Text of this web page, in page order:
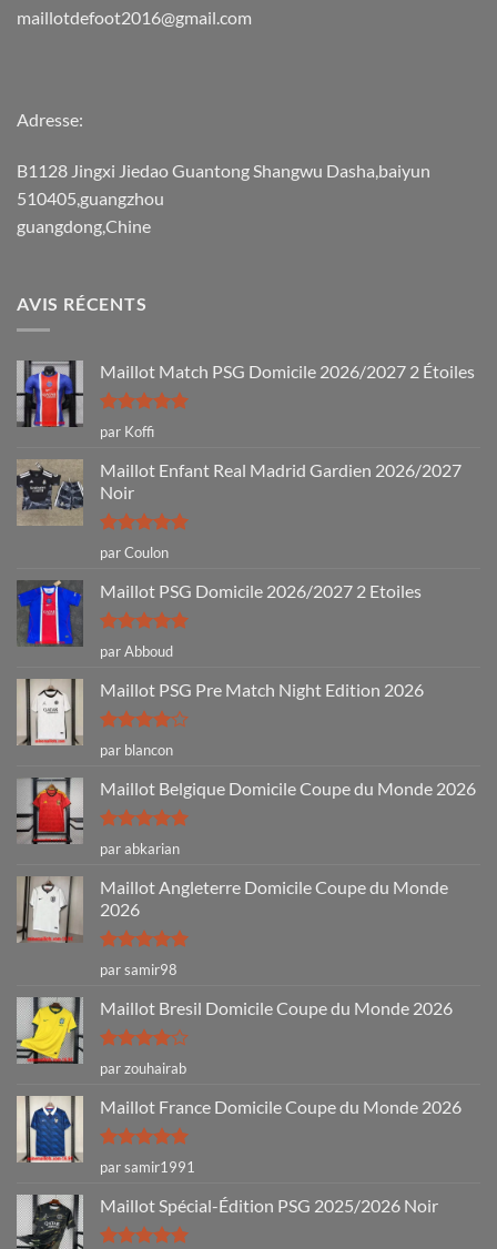
maillotdefoot2016@gmail.com
Adresse:
B1128 Jingxi Jiedao Guantong Shangwu Dasha,baiyun
510405,guangzhou
guangdong,Chine
AVIS RÉCENTS
Maillot Match PSG Domicile 2026/2027 2 Étoiles
Note5sur
5
par Koffi
Maillot Enfant Real Madrid Gardien 2026/2027
Noir
Note5sur
5
par Coulon
Maillot PSG Domicile 2026/2027 2 Etoiles
Note5sur
5
par Abboud
Maillot PSG Pre Match Night Edition 2026
Note4
sur 5
par blancon
Maillot Belgique Domicile Coupe du Monde 2026
Note5sur
5
par abkarian
Maillot Angleterre Domicile Coupe du Monde
2026
Note5sur
5
par samir98
Maillot Bresil Domicile Coupe du Monde 2026
Note4
sur 5
par zouhairab
Maillot France Domicile Coupe du Monde 2026
Note5sur
5
par samir1991
Maillot Spécial-Édition PSG 2025/2026 Noir